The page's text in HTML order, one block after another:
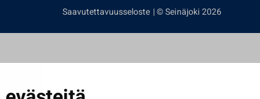
Saavutettavuusseloste | © Seinäjoki 2026